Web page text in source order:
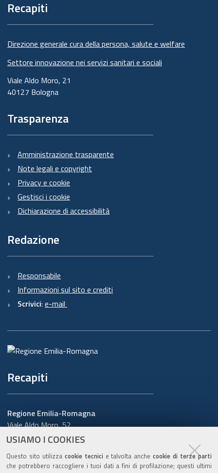
USIAMO I COOKIES
Questo sito utilizza cookie tecnici e talvolta anchecookie di terze parti
che potrebbero raccogliere i tuoi dati a fini di profilazione; questi ultimi
pagina
Recapiti
Direzione generale cura della persona, salute e welfare
Settore innovazione nei servizi sanitari e sociali
Viale Aldo Moro, 21
40127 Bologna
Trasparenza
Amministrazione trasparente
Note legali e copyright
Privacy e cookie
Gestisci i cookie
Dichiarazione di accessibilità
Redazione
Responsabile
Informazioni sul sito e crediti
Scrivici: e-mail
Recapiti
Regione Emilia-Romagna
Viale Aldo Moro, 52
40127 Bologna
Cerca telefoni o indirizzi